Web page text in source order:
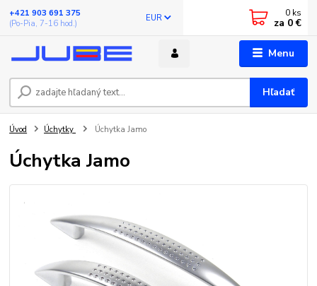
Menu
EUR
Hľadať
+421 903 691 375
(Po-Pia, 7-16 hod.)
0 ks
za 0 €
Úvod Úchytky Úchytka Jamo
Úchytka Jamo